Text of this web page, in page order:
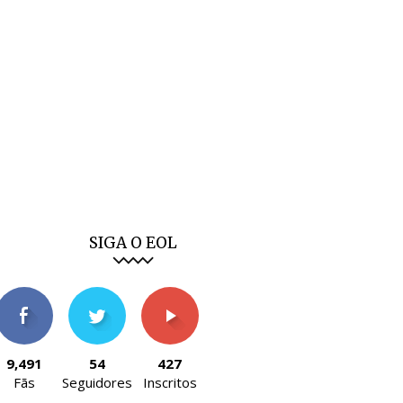
SIGA O EOL
9,491
Fãs
54
Seguidores
427
Inscritos